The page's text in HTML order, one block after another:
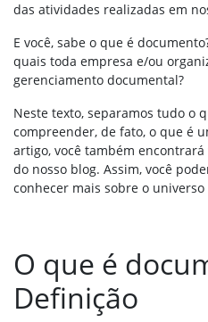
das atividades realizadas em
E você, sabe o que é
quais toda empresa e/ou
gerenciamento documental?
Neste texto, separamos tudo o
compreender, de fato, o que é
artigo, você também
do nosso blog. Assim, você
conhecer mais sobre o
O que é
Definição